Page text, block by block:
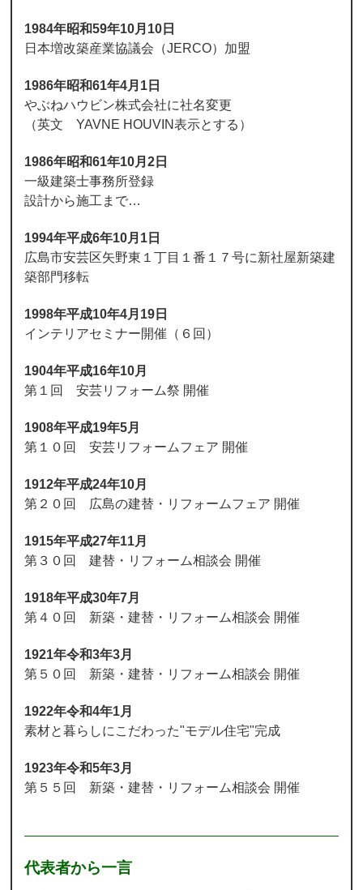
1984年昭和59年10月10日
日本増改築産業協議会（JERCO）加盟
1986年昭和61年4月1日
やぶねハウビン株式会社に社名変更
（英文 YAVNE HOUVIN表示とする）
1986年昭和61年10月2日
一級建築士事務所登録
設計から施工まで…
1994年平成6年10月1日
広島市安芸区矢野東１丁目１番１７号に新社屋新築建
築部門移転
1998年平成10年4月19日
インテリアセミナー開催（６回）
1904年平成16年10月
第１回 安芸リフォーム祭 開催
1908年平成19年5月
第１０回 安芸リフォームフェア 開催
1912年平成24年10月
第２０回 広島の建替・リフォームフェア 開催
1915年平成27年11月
第３０回 建替・リフォーム相談会 開催
1918年平成30年7月
第４０回 新築・建替・リフォーム相談会 開催
1921年令和3年3月
第５０回 新築・建替・リフォーム相談会 開催
1922年令和4年1月
素材と暮らしにこだわった"モデル住宅"完成
1923年令和5年3月
第５５回 新築・建替・リフォーム相談会 開催
代表者から一言